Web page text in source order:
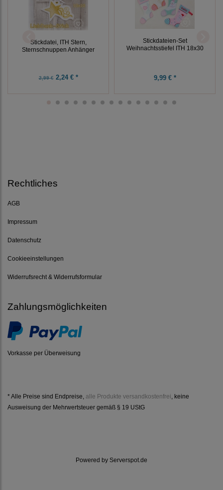
Stickdatei, ITH Stern,
Sternschnuppen Anhänger
2,99 €2,24 € *
Stickdateien-Set
Weihnachtsstiefel ITH 18x30
9,99 € *
Rechtliches
AGB
Impressum
Datenschutz
Cookieeinstellungen
Widerrufsrecht & Widerrufsformular
Zahlungsmöglichkeiten
Vorkasse per Überweisung
* Alle Preise sind Endpreise, alle Produkte versandkostenfrei , keine
Ausweisung der Mehrwertsteuer gemäß § 19 UStG
Powered by Serverspot.de